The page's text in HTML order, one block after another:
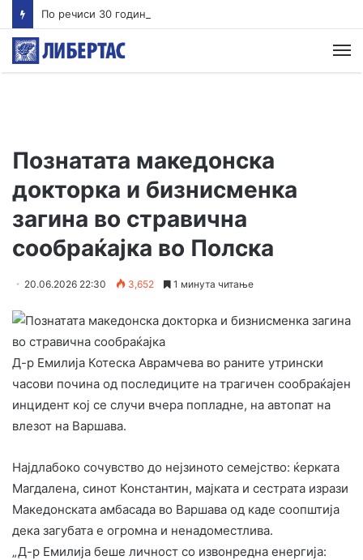
Познатата македонска
докторка и бизнисменка
загина во стравична
сообраќајка во Полска
20.06.2026 22:30 3,652 1 минута читање
Д-р Емилија Котеска Аврамчева во раните утрински
часови почина од последиците на трагичен сообраќајен
инцидент кој се случи вчера попладне, на автопат на
влезот на Варшава.
Најдлабоко сочувство до нејзиното семејство: ќерката
Магдалена, синот Константин, мајката и сестрата изрази
Македонската амбасада во Варшава од каде соопштија
дека загубата е огромна и ненадоместлива.
„Д-р Емилија беше личност со извонредна енергија: